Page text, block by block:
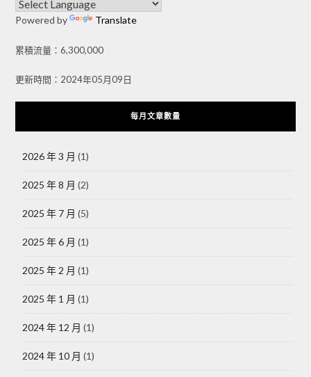
Powered by Translate
累積流量：6,300,000
更新時間：2024年05月09日
每月文章數量
2026 年 3 月 (1)
2025 年 8 月 (2)
2025 年 7 月 (5)
2025 年 6 月 (1)
2025 年 2 月 (1)
2025 年 1 月 (1)
2024 年 12 月 (1)
2024 年 10 月 (1)